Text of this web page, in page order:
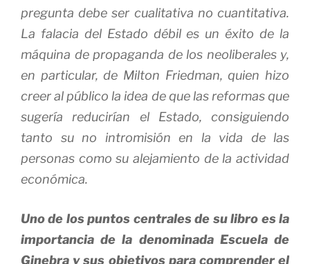
pregunta debe ser cualitativa no cuantitativa.
La falacia del Estado débil es un éxito de la
máquina de propaganda de los neoliberales y,
en particular, de Milton Friedman, quien hizo
creer al público la idea de que las reformas que
sugería reducirían el Estado, consiguiendo
tanto su no intromisión en la vida de las
personas como su alejamiento de la actividad
económica.
Uno de los puntos centrales de su libro es la
importancia de la denominada Escuela de
Ginebra y sus objetivos para comprender el